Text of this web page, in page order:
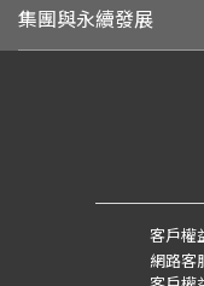
集團與永續發展
客戶權
網路客